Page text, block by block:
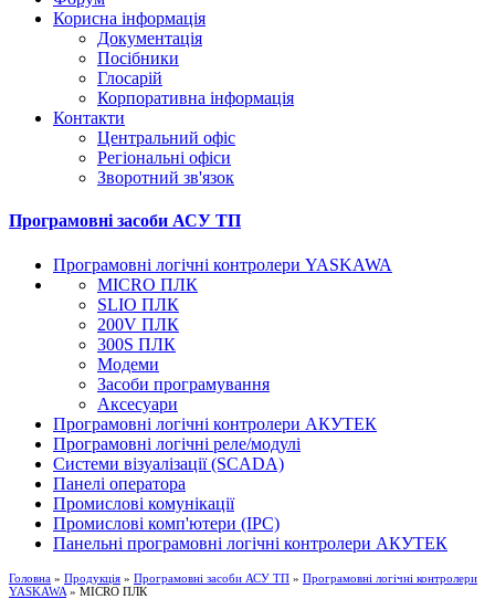
Корисна інформація
Документація
Посібники
Глосарій
Корпоративна інформація
Контакти
Центральний офіс
Регіональні офіси
Зворотний зв'язок
Програмовні засоби АСУ ТП
Програмовні логічні контролери YASKAWA
MICRO ПЛК
SLIO ПЛК
200V ПЛК
300S ПЛК
Модеми
Засоби програмування
Аксесуари
Програмовні логічні контролери АКУТЕК
Програмовні логічні реле/модулі
Системи візуалізації (SCADA)
Панелі оператора
Промислові комунікації
Промислові комп'ютери (IPC)
Панельні програмовні логічні контролери АКУТЕК
Головна » Продукція » Програмовні засоби АСУ ТП » Програмовні логічні контролери
YASKAWA » MICRO ПЛК